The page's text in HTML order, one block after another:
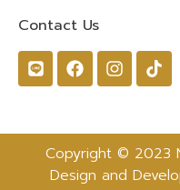
Contact Us
Copyright © 2023
Design and